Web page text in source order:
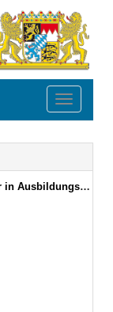
Toggle
Vom 12. Oktober 2006 (§§ 1–23)